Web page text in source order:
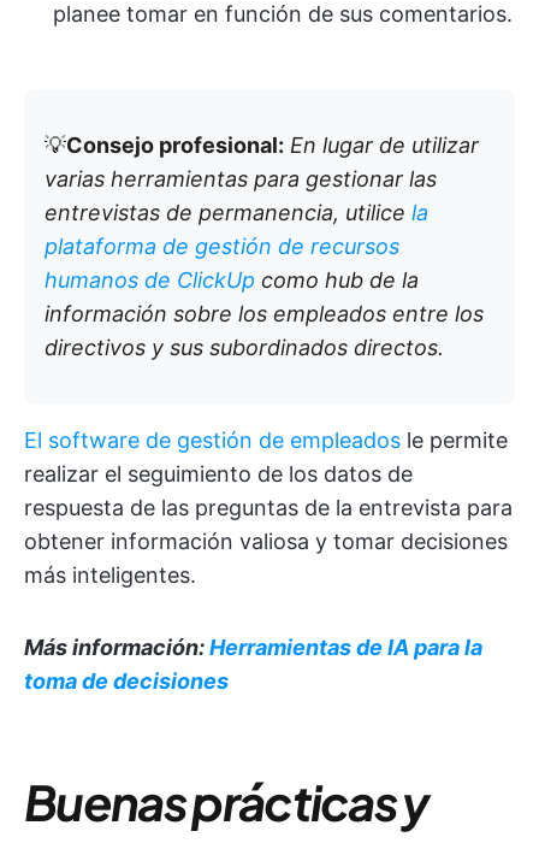
planee tomar en función de sus comentarios.
💡Consejo profesional: En lugar de utilizar
varias herramientas para gestionar las
entrevistas de permanencia, utilice la
plataforma de gestión de recursos
humanos de ClickUp como hub de la
información sobre los empleados entre los
directivos y sus subordinados directos.
El software de gestión de empleados le permite
realizar el seguimiento de los datos de
respuesta de las preguntas de la entrevista para
obtener información valiosa y tomar decisiones
más inteligentes.
Más información:Herramientas de IA para la
toma de decisiones
Buenas prácticas y